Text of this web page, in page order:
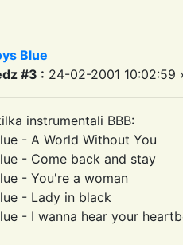
Blue
#3 : 24-02-2001 10:02:59
instrumentali BBB:
- A World Without You
- Come back and stay
- You're a woman
- Lady in black
- I wanna hear your